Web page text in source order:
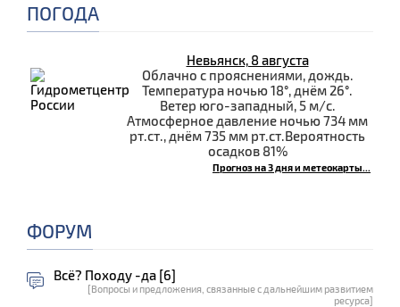
ПОГОДА
Невьянск, 8 августа
Облачно с прояснениями, дождь.
Температура ночью 18°, днём 26°.
Ветер юго-западный, 5 м/с.
Атмосферное давление ночью 734 мм
рт.ст., днём 735 мм рт.ст.Вероятность
осадков 81%
Прогноз на 3 дня и метеокарты...
ФОРУМ
Всё? Походу -да [6]
[Вопросы и предложения, связанные с дальнейшим развитием
ресурса]